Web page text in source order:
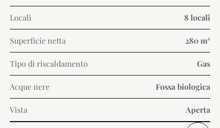
Locali 8 locali
Superficie netta 280 m²
Tipo di riscaldamento Gas
Acque nere Fossa biologica
Vista Aperta